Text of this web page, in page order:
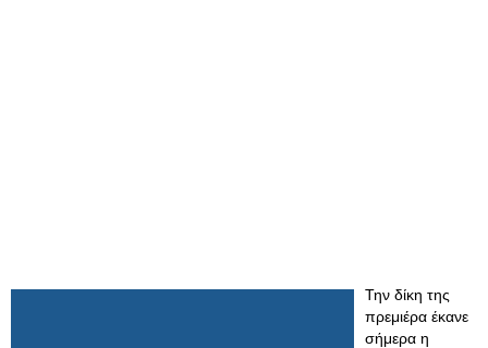
Την δίκη της
πρεμιέρα έκανε
σήμερα η